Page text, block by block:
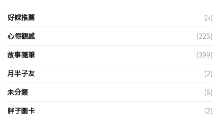
好課推薦
(5)
心得觀感
(225)
故事隨筆
(399)
月半子友
(2)
未分類
(6)
胖子圖卡
(2)